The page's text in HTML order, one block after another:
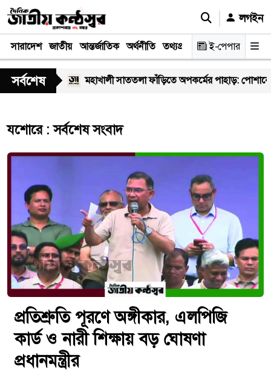
লগইন
সারাদেশ জাতীয় আন্তর্জাতিক অর্থনীতি তথ্যপ্রযুক্তি স্বাস্থ্য আইন-
ই-পেপার
সর্বশেষ
স্বাস্থ্যকর্মী মহাখালী সাততলা ফাঁড়িতে অপকর্মের পাহাড়: পোশাকের
যশোরে : সর্বশেষ সংবাদ
প্রতিশ্রুতি পূরণে অঙ্গীকার, এলপিজি
কার্ড ও নারী শিক্ষায় বড় ঘোষণা
প্রধানমন্ত্রীর